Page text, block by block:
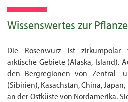
Wissenswertes zur Pflanze
Die Rosenwurz ist
arktische Gebiete (Alaska, Island).
den Bergregionen von Zentral-
(Sibirien), Kasachstan, China,
an der Ostküste von Nord­amerika.